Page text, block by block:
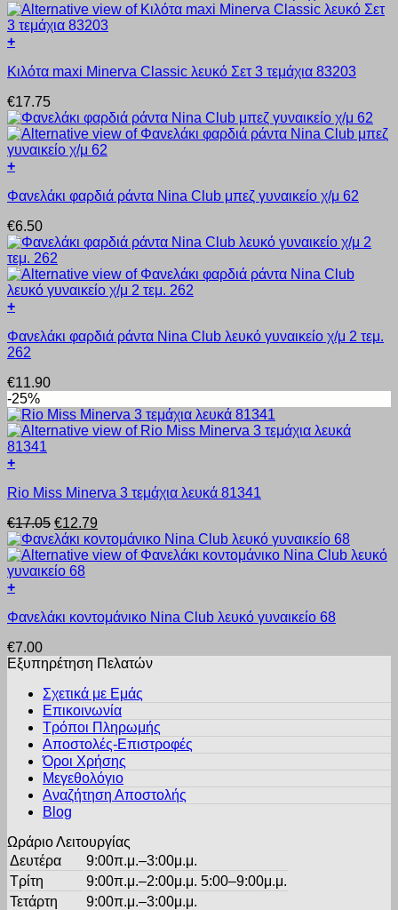
παραλλαγές.
Οι
επιλογές
να
στη
σελίδα
του
προϊόντος
+
το
έχει
πολλαπλές
παραλλαγές.
Οι
επιλογές
να
στη
σελίδα
του
προϊόντος
Κιλότα maxi Minerva Classic λευκό Σετ 3 τεμάχια 83203
€17.75
+
το
έχει
πολλαπλές
παραλλαγές.
Οι
επιλογές
μπορούν
επιλεγούν
στη
του
προϊόντος
Φανελάκι φαρδιά ράντα Nina Club μπεζ γυναικείο χ/μ 62
€6.50
+
το
προϊόν
πολλαπλές
παραλλαγές.
Οι
επιλογές
μπορούν
να
στη
του
προϊόντος
Φανελάκι φαρδιά ράντα Nina Club λευκό γυναικείο χ/μ 2 τεμ.
262
€11.90
-25%
+
το
έχει
πολλαπλές
παραλλαγές.
Οι
επιλογές
να
στη
σελίδα
προϊόντος
Rio Miss Minerva 3 τεμάχια λευκά 81341
€17.05 Original
price
was:
€17.05.
€12.79Η
τρέχουσα
τιμή
+
το
έχει
πολλαπλές
επιλογές
μπορούν
επιλεγούν
σελίδα
Φανελάκι κοντομάνικο Nina Club λευκό γυναικείο 68
€7.00
Εξυπηρέτηση Πελατών
Σχετικά με Εμάς
Επικοινωνία
Τρόποι Πληρωμής
Αποστολές-Επιστροφές
Όροι Χρήσης
Μεγεθολόγιο
Αναζήτηση Αποστολής
Blog
Ωράριο Λειτουργίας
Δευτέρα
9:00π.μ.–3:00μ.μ.
Τρίτη
9:00π.μ.–2:00μ.μ. 5:00–9:00μ.μ.
Τετάρτη
9:00π.μ.–3:00μ.μ.